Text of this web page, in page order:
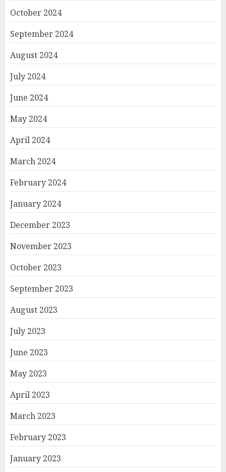
October 2024
September 2024
August 2024
July 2024
June 2024
May 2024
April 2024
March 2024
February 2024
January 2024
December 2023
November 2023
October 2023
September 2023
August 2023
July 2023
June 2023
May 2023
April 2023
March 2023
February 2023
January 2023